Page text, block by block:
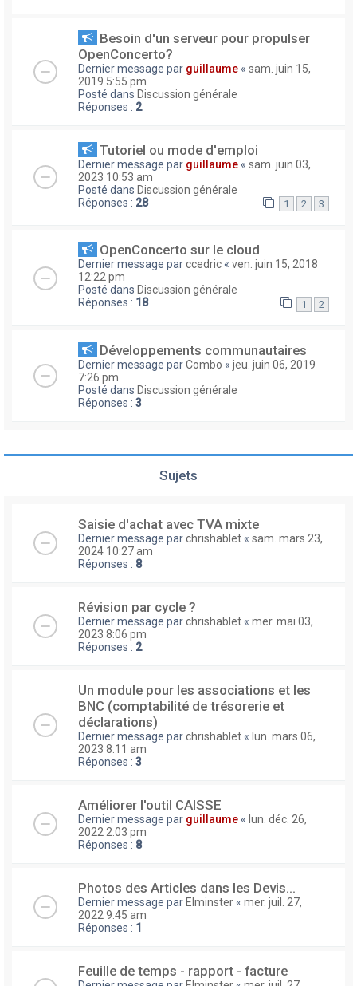
Besoin d'un serveur pour propulser
OpenConcerto?
Dernier message par guillaume « sam. juin 15,
2019 5:55 pm
Posté dans Discussion générale
Réponses : 2
Tutoriel ou mode d'emploi
Dernier message par guillaume « sam. juin 03,
2023 10:53 am
Posté dans Discussion générale
Réponses : 28 1 2 3
OpenConcerto sur le cloud
Dernier message parccedric « ven. juin 15, 2018
12:22 pm
Posté dans Discussion générale
Réponses : 18 1 2
Développements communautaires
Dernier message parCombo « jeu. juin 06, 2019
7:26 pm
Posté dans Discussion générale
Réponses : 3
Sujets
Saisie d'achat avec TVA mixte
Dernier message parchrishablet « sam. mars 23,
2024 10:27 am
Réponses : 8
Révision par cycle ?
Dernier message parchrishablet « mer. mai 03,
2023 8:06 pm
Réponses : 2
Un module pour les associations et les
BNC (comptabilité de trésorerie et
déclarations)
Dernier message parchrishablet « lun. mars 06,
2023 8:11 am
Réponses : 3
Améliorer l'outil CAISSE
Dernier message par guillaume « lun. déc. 26,
2022 2:03 pm
Réponses : 8
Photos des Articles dans les Devis...
Dernier message parElminster « mer. juil. 27,
2022 9:45 am
Réponses : 1
Feuille de temps - rapport - facture